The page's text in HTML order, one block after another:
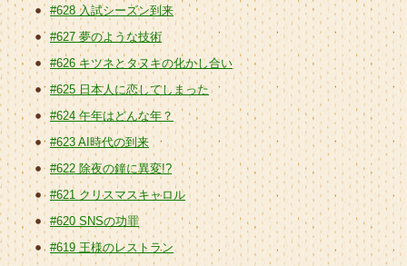
#628 入試シーズン到来
#627 夢のような技術
#626 キツネとタヌキの化かし合い
#625 日本人に恋してしまった
#624 午年はどんな年？
#623 AI時代の到来
#622 除夜の鐘に異変!?
#621 クリスマスキャロル
#620 SNSの功罪
#619 王様のレストラン